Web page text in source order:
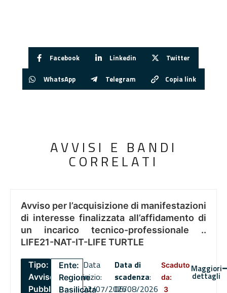
Facebook Linkedin Twitter
WhatsApp Telegram Copia link
AVVISI E BANDI
CORRELATI
Avviso per l’acquisizione di manifestazioni
di interesse finalizzata all’affidamento di
un incarico tecnico-professionale ..
LIFE21-NAT-IT-LIFE TURTLE
Tipo:
Avviso
Pubblico
Ente:
Regione
Basilicata
Data
inizio:
22/07/2026
Data di
scadenza:
06/08/2026
Scaduto
da:
3
Maggiori
dettagli